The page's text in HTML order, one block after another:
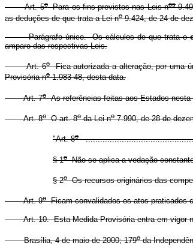
Art. 5oPara os fins previstos nas Leis nos
as deduções de que trata a Lei no9.424, de 24 de
Parágrafo único. Os cálculos de que trata o
amparo das respectivas Leis.
Art. 6oFica autorizada a alteração, por uma
Provisória no1.983-48, desta data.
Art. 7oAs referências feitas aos Estados nesta
Art. 8oO art. 8oda Lei no7.990, de 28 de
"Art. 8o
§ 1oNão se aplica a vedação
§ 2oOs recursos originários das
Art. 9oFicam convalidados os atos praticados
Art. 10. Esta Medida Provisória entra em vigor
Brasília, 4 de maio de 2000; 179oda